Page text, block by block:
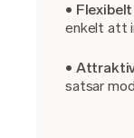
•
enkelt att
•
satsar